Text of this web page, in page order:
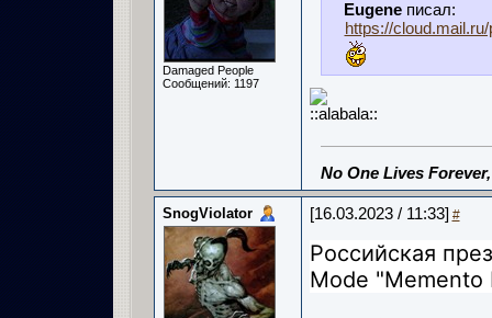
Damaged People
Сообщений: 1197
Eugeneписал:
https://
No One Lives
SnogViolator [16.03.2023 / 11:33] #
Российская
Mode "Memento